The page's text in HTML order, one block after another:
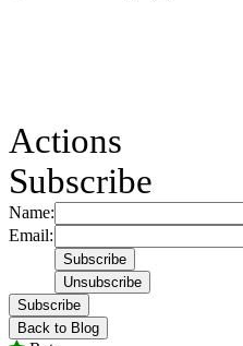
Actions
Subscribe
Name:
Email:
Subscribe
Back to Blog